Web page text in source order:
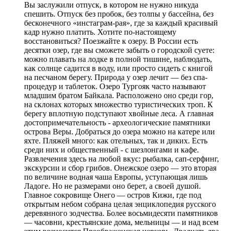
Вы заслужили отпуск, в котором не нужно никуда
спешить. Отпуск без пробок, без толпы у бассейна, без
бесконечного «инстаграм-рая», где за каждый красивый
кадр нужно платить. Хотите по-настоящему
восстановиться? Поезжайте к озеру. В России есть
десятки озер, где вы сможете забыть о городской суете:
можно плавать на лодке в полной тишине, наблюдать,
как солнце садится в воду, или просто сидеть с книгой
на песчаном берегу. Природа у озер лечит — без спа-
процедур и таблеток. Озеро Тургояк часто называют
младшим братом Байкала. Расположено оно среди гор,
на склонах которых множество туристических троп. К
берегу вплотную подступают хвойные леса. А главная
достопримечательность - археологические памятники
острова Веры. Добраться до озера можно на катере или
яхте. Пляжей много: как отельных, так и диких. Есть
среди них и общественный - с шезлонгами и кафе.
Развлечения здесь на любой вкус: рыбалка, сап-серфинг,
экскурсии и сбор грибов. Онежское озеро — это вторая
по величине водная чаша Европы, уступающая лишь
Ладоге. Но не размерами оно берет, а своей душой.
Главное сокровище Онего — остров Кижи, где под
открытым небом собрана целая энциклопедия русского
деревянного зодчества. Более восьмидесяти памятников
— часовни, крестьянские дома, мельницы — и над всем